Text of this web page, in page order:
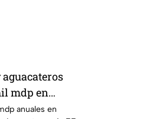
mdp en
anuales en